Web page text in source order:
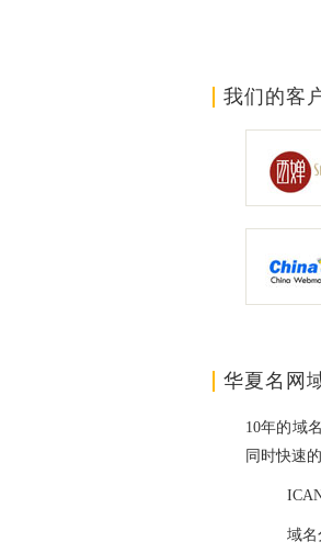
我们的客
华夏名网
10年的域
同时快速
域名